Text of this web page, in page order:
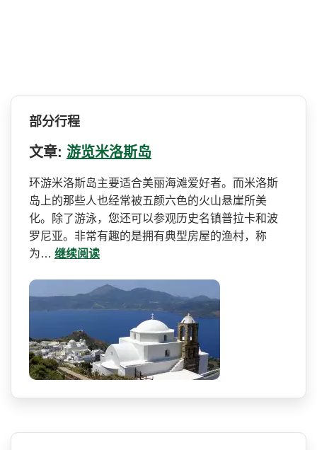
部分行程
文章: 游览米洛斯岛
环游米洛斯岛主要适合美丽海­滩爱好者。而米洛斯
岛上的那些人也经常被五颜六色的­火山悬崖所美
化。除了游泳，您还可以参观历史名镇普­拉卡和波
罗尼亚。非常有趣的是拥有典型房屋的渔村，­称
为… 继续阅读